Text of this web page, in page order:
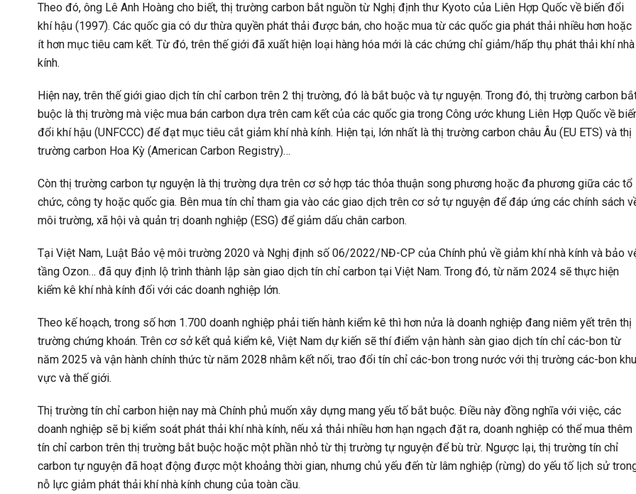
Theo đó, ông Lê Anh Hoàng cho biết, thị trường carbon bắt nguồn từ Nghị định thư Kyoto của Liên Hợp Quốc về biến đổi
khí hậu (1997). Các quốc gia có dư thừa quyền phát thải được bán, cho hoặc mua từ các quốc gia phát thải nhiều hơn hoặc
ít hơn mục tiêu cam kết. Từ đó, trên thế giới đã xuất hiện loại hàng hóa mới là các chứng chỉ giảm/hấp thụ phát thải khí nhà
kính.
Hiện nay, trên thế giới giao dịch tín chỉ carbon trên 2 thị trường, đó là bắt buộc và tự nguyện. Trong đó, thị trường carbon
buộc là thị trường mà việc mua bán carbon dựa trên cam kết của các quốc gia trong Công ước khung Liên Hợp Quốc về
đổi khí hậu (UNFCCC) để đạt mục tiêu cắt giảm khí nhà kính. Hiện tại, lớn nhất là thị trường carbon châu Âu (EU ETS) và thị
trường carbon Hoa Kỳ (American Carbon Registry)…
Còn thị trường carbon tự nguyện là thị trường dựa trên cơ sở hợp tác thỏa thuận song phương hoặc đa phương giữa các tổ
chức, công ty hoặc quốc gia. Bên mua tín chỉ tham gia vào các giao dịch trên cơ sở tự nguyện để đáp ứng các chính sách
môi trường, xã hội và quản trị doanh nghiệp (ESG) để giảm dấu chân carbon.
Tại Việt Nam, Luật Bảo vệ môi trường 2020 và Nghị định số 06/2022/NĐ-CP của Chính phủ về giảm khí nhà kính và bảo
tầng Ozon… đã quy định lộ trình thành lập sàn giao dịch tín chỉ carbon tại Việt Nam. Trong đó, từ năm 2024 sẽ thực hiện
kiểm kê khí nhà kính đối với các doanh nghiệp lớn.
Theo kế hoạch, trong số hơn 1.700 doanh nghiệp phải tiến hành kiểm kê thì hơn nửa là doanh nghiệp đang niêm yết trên thị
trường chứng khoán. Trên cơ sở kết quả kiểm kê, Việt Nam dự kiến sẽ thí điểm vận hành sàn giao dịch tín chỉ các-bon từ
năm 2025 và vận hành chính thức từ năm 2028 nhằm kết nối, trao đổi tín chỉ các-bon trong nước với thị trường các-bon khu
vực và thế giới.
Thị trường tín chỉ carbon hiện nay mà Chính phủ muốn xây dựng mang yếu tố bắt buộc. Điều này đồng nghĩa với việc, các
doanh nghiệp sẽ bị kiểm soát phát thải khí nhà kính, nếu xả thải nhiều hơn hạn ngạch đặt ra, doanh nghiệp có thể mua thêm
tín chỉ carbon trên thị trường bắt buộc hoặc một phần nhỏ từ thị trường tự nguyện để bù trừ. Ngược lại, thị trường tín chỉ
carbon tự nguyện đã hoạt động được một khoảng thời gian, nhưng chủ yếu đến từ lâm nghiệp (rừng) do yếu tố lịch sử
nỗ lực giảm phát thải khí nhà kính chung của toàn cầu.